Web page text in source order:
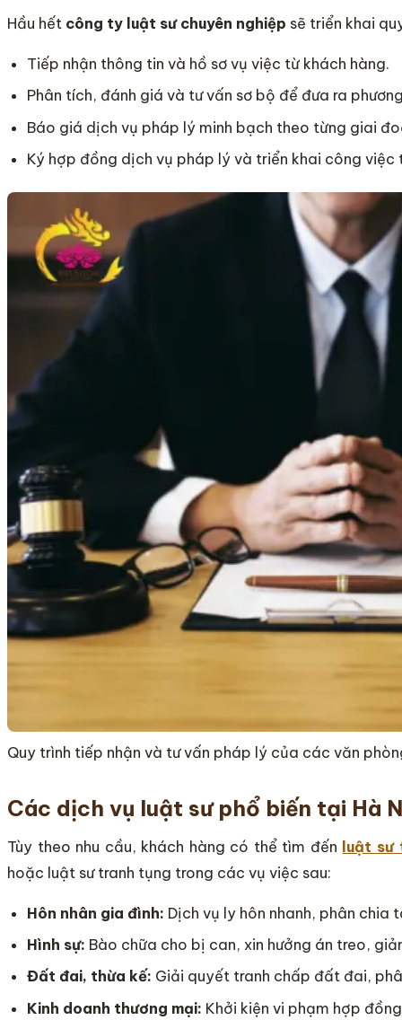
Hầu hết công ty luật sư chuyên nghiệp sẽ triển khai
Tiếp nhận thông tin và hồ sơ vụ việc từ khách hàng.
Phân tích, đánh giá và tư vấn sơ bộ để đưa ra
Báo giá dịch vụ pháp lý minh bạch theo từng giai
Ký hợp đồng dịch vụ pháp lý và triển khai công việc
Quy trình tiếp nhận và tư vấn pháp lý của các văn
Các dịch vụ luật sư phổ biến tại Hà
Tùy theo nhu cầu, khách hàng có thể tìm đến luật sư
hoặc luật sư tranh tụng trong các vụ việc sau:
Hôn nhân gia đình: Dịch vụ ly hôn nhanh, phân chia
Hình sự: Bào chữa cho bị can, xin hưởng án treo,
Đất đai, thừa kế: Giải quyết tranh chấp đất đai,
Kinh doanh thương mại: Khởi kiện vi phạm hợp